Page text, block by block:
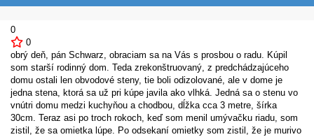
0
0
obrý deň, pán Schwarz, obraciam sa na Vás s prosbou o radu. Kúpil
som starší rodinný dom. Teda zrekonštruovaný, z predchádzajúceho
domu ostali len obvodové steny, tie boli odizolované, ale v dome je
jedna stena, ktorá sa už pri kúpe javila ako vlhká. Jedná sa o stenu vo
vnútri domu medzi kuchyňou a chodbou, dĺžka cca 3 metre, šírka
30cm. Teraz asi po troch rokoch, keď som menil umývačku riadu, som
zistil, že sa omietka lúpe. Po odsekaní omietky som zistil, že je murivo